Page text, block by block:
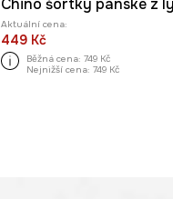
Aktuální cena:
449 Kč
Běžná cena: 749 Kč
Nejnižší cena: 749 Kč